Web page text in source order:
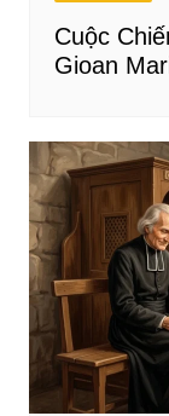
Cuộc
Gioan